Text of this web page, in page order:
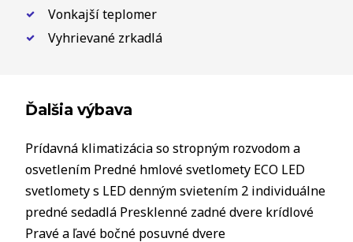
Vonkajší teplomer
Vyhrievané zrkadlá
Ďalšia výbava
Prídavná klimatizácia so stropným rozvodom a
osvetlením Predné hmlové svetlomety ECO LED
svetlomety s LED denným svietením 2 individuálne
predné sedadlá Presklenné zadné dvere krídlové
Pravé a ľavé bočné posuvné dvere